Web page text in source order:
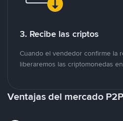
3. Recibe las criptos
Cuando el vendedor confirme la
liberaremos las criptomonedas
Ventajas del mercado P2P